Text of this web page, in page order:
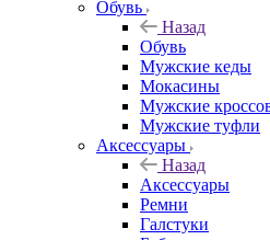
Обувь
Назад
Обувь
Мужские кеды
Мокасины
Мужские
Мужские туфли
Аксессуары
Назад
Аксессуары
Ремни
Галстуки